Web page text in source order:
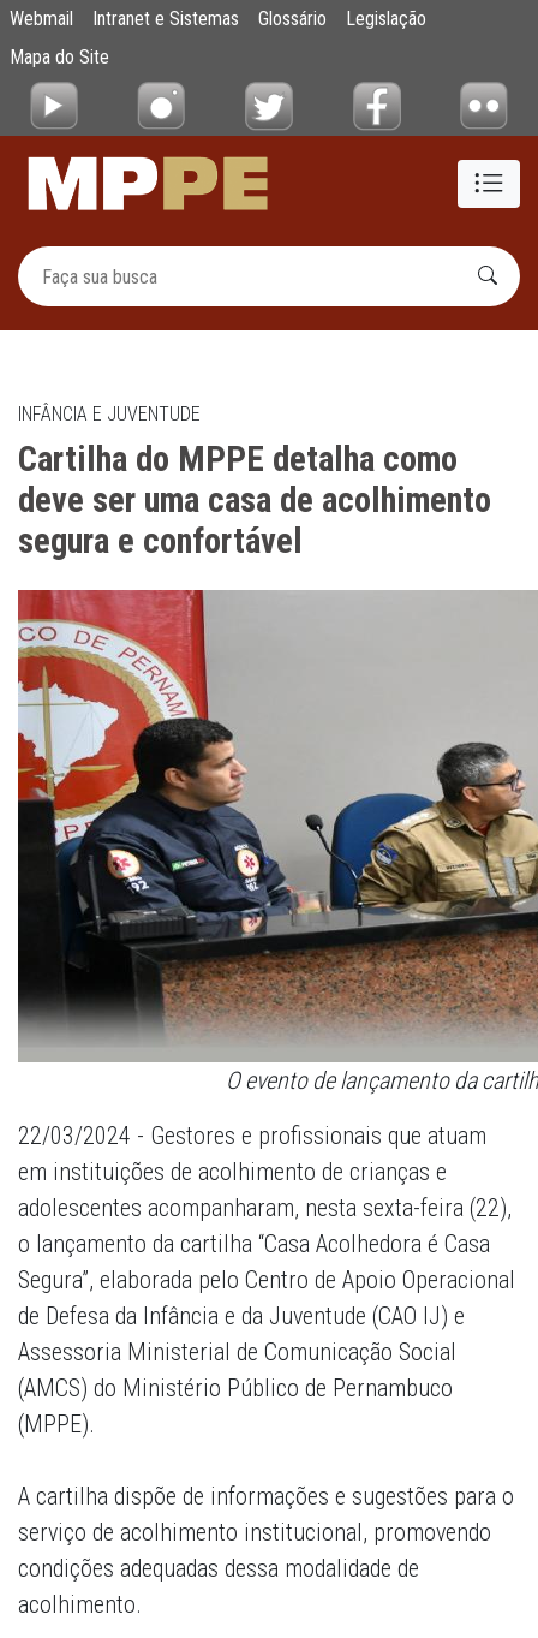
Pular para o Conteúdo principal
Cartilha do MPPE detalha como deve ser
Webmail Intranet e Sistemas Glossário
Legislação
Mapa do Site
INFÂNCIA E JUVENTUDE
Cartilha do MPPE detalha como
deve ser uma casa de acolhimento
segura e confortável
O evento de lançamento da
22/03/2024 - Gestores e profissionais que atuam
em instituições de acolhimento de crianças e
adolescentes acompanharam, nesta sexta-feira (22),
o lançamento da cartilha “Casa Acolhedora é Casa
Segura”, elaborada pelo Centro de Apoio Operacional
de Defesa da Infância e da Juventude (CAO IJ) e
Assessoria Ministerial de Comunicação Social
(AMCS) do Ministério Público de Pernambuco
(MPPE).
A cartilha dispõe de informações e sugestões para o
serviço de acolhimento institucional, promovendo
condições adequadas dessa modalidade de
acolhimento.